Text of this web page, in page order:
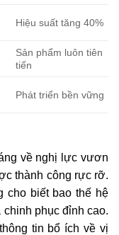
Hiệu suất tăng 40%
Sản phẩm luôn tiên
tiến
Phát triển bền vững
về nghị lực vươn
thành công rực rỡ.
cho biết bao thế hệ
phục đỉnh cao.
tin bổ ích về vị